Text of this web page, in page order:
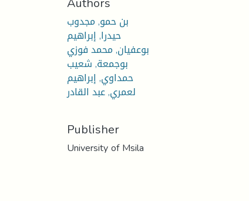
بن حمو, مجدوب
حيدرا, إبراهيم
بوعفيان, محمد فوزي
بوجمعة, شعيب
حمداوي, إبراهيم
لعمري, عبد القادر
Publisher
University of Msila